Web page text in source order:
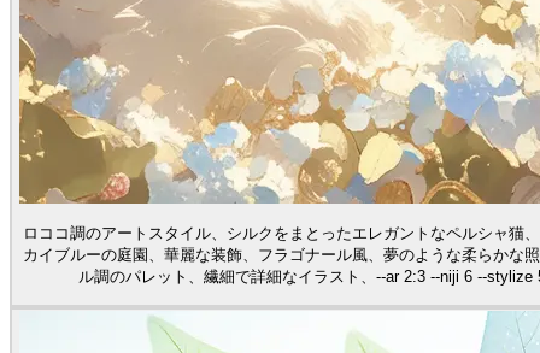
ロココ調のアートスタイル、シルクをまとったエレガントなペルシャ猫
カイブルーの庭園、華麗な装飾、フラゴナール風、夢のような柔らかな
ル調のパレット、繊細で詳細なイラスト、--ar 2:3 --niji 6 --stylize